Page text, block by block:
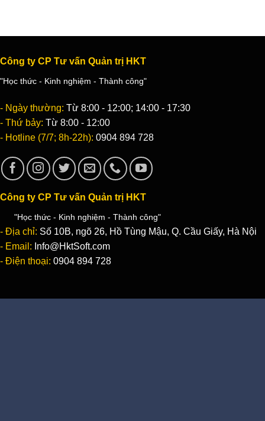
Công ty CP Tư vấn Quản trị HKT
"Học thức - Kinh nghiệm - Thành công"
- Ngày thường: Từ 8:00 - 12:00; 14:00 - 17:30
- Thứ bảy: Từ 8:00 - 12:00
- Hotline (7/7; 8h-22h): 0904 894 728
Công ty CP Tư vấn Quản trị HKT
"Học thức - Kinh nghiệm - Thành công"
- Địa chỉ: Số 10B, ngõ 26, Hồ Tùng Mậu, Q. Cầu Giấy, Hà Nội
- Email: Info@HktSoft.com
- Điện thoại: 0904 894 728